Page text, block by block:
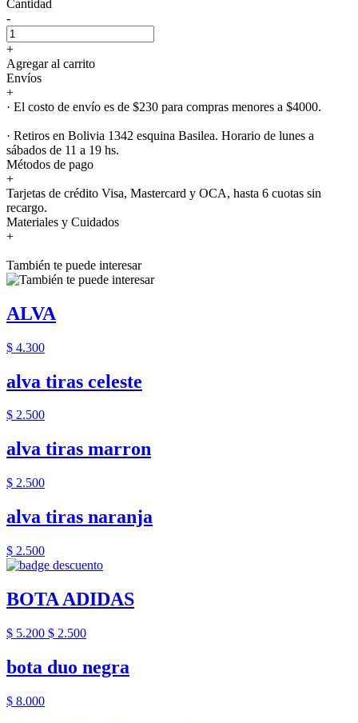
Cantidad
-
+
Agregar al carrito
Envíos
+
· El costo de envío es de $230 para compras menores a $4000.
· Retiros en Bolivia 1342 esquina Basilea. Horario de lunes a
sábados de 11 a 19 hs.
Métodos de pago
+
Tarjetas de crédito Visa, Mastercard y OCA, hasta 6 cuotas sin
recargo.
Materiales y Cuidados
+
También te puede interesar
ALVA
$ 4.300
alva tiras celeste
$ 2.500
alva tiras marron
$ 2.500
alva tiras naranja
$ 2.500
BOTA ADIDAS
$ 5.200 $ 2.500
bota duo negra
$ 8.000